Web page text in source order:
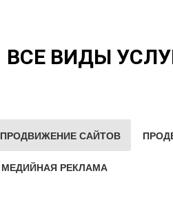
ВСЕ ВИДЫ
ПРОДВИЖЕНИЕ САЙТОВ
МЕДИЙНАЯ РЕКЛАМА